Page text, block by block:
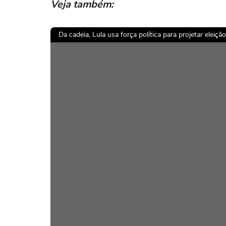
Veja também:
Da cadeia, Lula usa força política para projetar